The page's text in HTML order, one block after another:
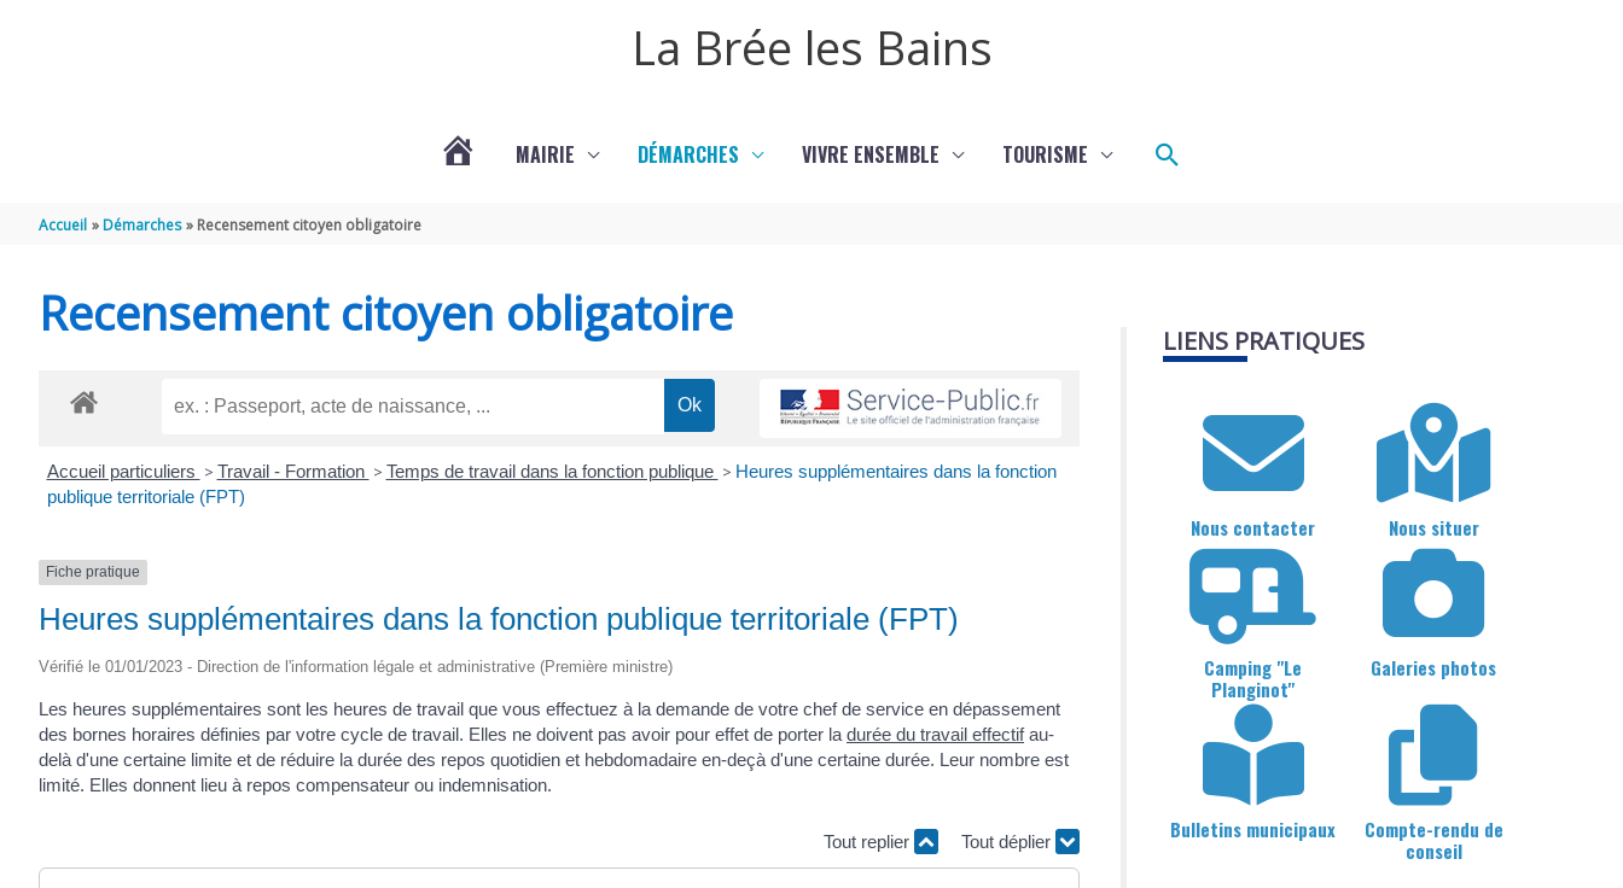
La Brée les Bains
TITRE)
MAIRIE DÉMARCHES VIVRE ENSEMBLE TOURISME Rechercher
Accueil Démarches Recensement citoyen obligatoire
Recensement citoyen obligatoire
Accueil particuliers > Travail - Formation > Temps de travail dans la fonction publique > Heures supplémentaires dans la fonction
publique territoriale (FPT)
Fiche pratique
Heures supplémentaires dans la fonction publique territoriale (FPT)
Vérifié le 01/01/2023 - Direction de l'information légale et administrative (Première ministre)
Les heures supplémentaires sont les heures de travail que vous effectuez à la demande de votre chef de service en dépassement
des bornes horaires définies par votre cycle de travail. Elles ne doivent pas avoir pour effet de porter la durée du travail effectifau-
delà d'une certaine limite et de réduire la durée des repos quotidien et hebdomadaire en-deçà d'une certaine durée. Leur nombre est
limité. Elles donnent lieu à repos compensateur ou indemnisation.
Tout replier Tout déplier
LIENS PRATIQUES
Nous contacter Nous situer
Camping "Le
Planginot"
Galeries photos
Bulletins municipaux
Compte-rendu de
conseil